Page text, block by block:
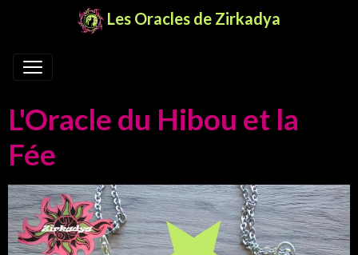
Les Oracles de Zirkadya
L'Oracle du Hibou et la
Fée